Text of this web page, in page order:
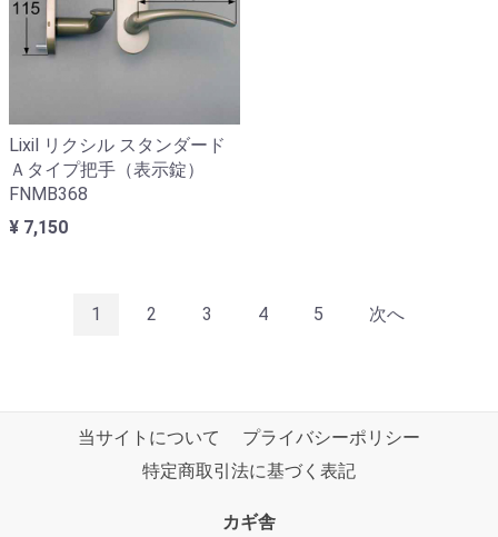
Lixil リクシル スタンダード
Ａタイプ把手（表示錠）
FNMB368
¥ 7,150
1 2 3 4 5 次へ
当サイトについて
プライバシーポリシー
特定商取引法に基づく表記
カギ舎